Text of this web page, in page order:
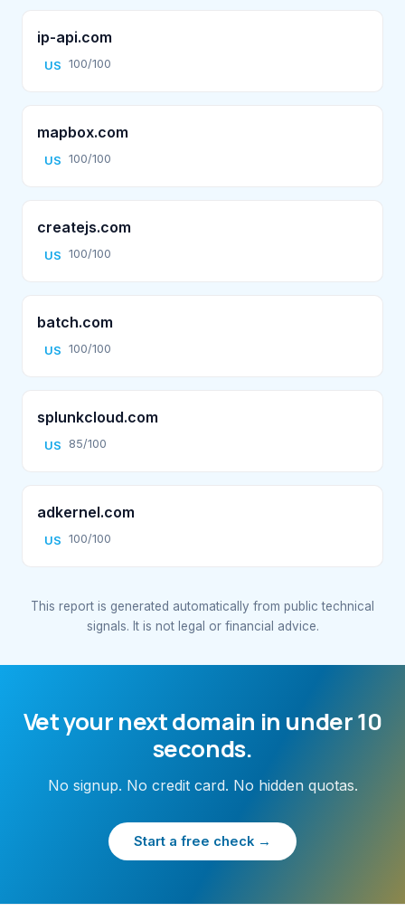
ip-api.com
US 100/100
mapbox.com
US 100/100
createjs.com
US 100/100
batch.com
US 100/100
splunkcloud.com
US 85/100
adkernel.com
US 100/100
This report is generated automatically from public technical
signals. It is not legal or financial advice.
Vet your next domain in under 10
seconds.
No signup. No credit card. No hidden quotas.
Start a free check →